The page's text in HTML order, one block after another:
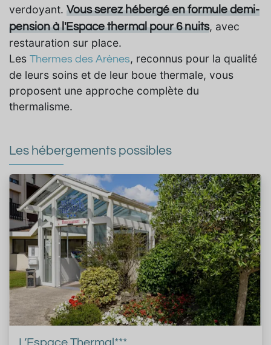
verdoyant. Vous serez hébergé en formule demi-
pension à l'Espace thermal pour 6 nuits, avec
restauration sur place.
Les Thermes des Arènes, reconnus pour la qualité
de leurs soins et de leur boue thermale, vous
proposent une approche complète du
thermalisme.
Les hébergements possibles